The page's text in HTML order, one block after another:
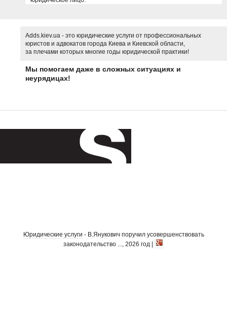
Adds.kiev.ua - это юридические услуги от профессиональных
юристов и адвокатов города Киева и Киевской области,
за плечами которых многие годы юридической практики!
Мы помогаем даже в сложных ситуациях и
неурядицах!
Юридические услуги - В.Янукович поручил усовершенствовать
законодательство ..., 2026 год |